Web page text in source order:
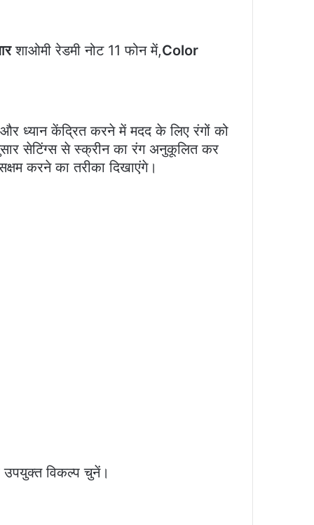
शाओमी रेडमी नोट 11 फोन में,Color
ध्यान केंद्रित करने में मदद के लिए रंगों को
सेटिंग्स से स्क्रीन का रंग अनुकूलित कर
करने का तरीका दिखाएंगे।
विकल्प चुनें।